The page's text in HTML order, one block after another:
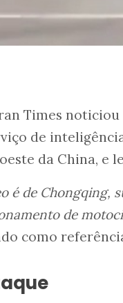
Times noticiou
de
da China, e
é de Chongqing,
de
como